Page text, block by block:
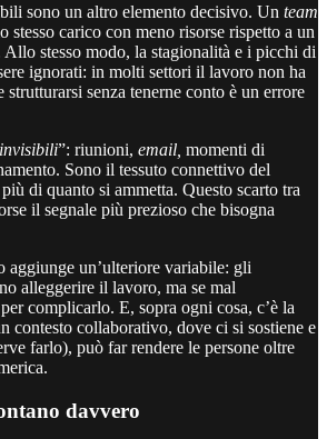
sono un altro elemento decisivo. Un team
stesso carico con meno risorse rispetto a un
stesso modo, la stagionalità e i picchi di
ignorati: in molti settori il lavoro non ha
strutturarsi senza tenerne conto è un errore
invisibili”: riunioni, email, momenti di
Sono il tessuto connettivo del
di quanto si ammetta. Questo scarto tra
il segnale più prezioso che bisogna
aggiunge un’ulteriore variabile: gli
alleggerire il lavoro, ma se mal
complicarlo. E, sopra ogni cosa, c’è la
contesto collaborativo, dove ci si sostiene e
farlo), può far rendere le persone oltre
davvero